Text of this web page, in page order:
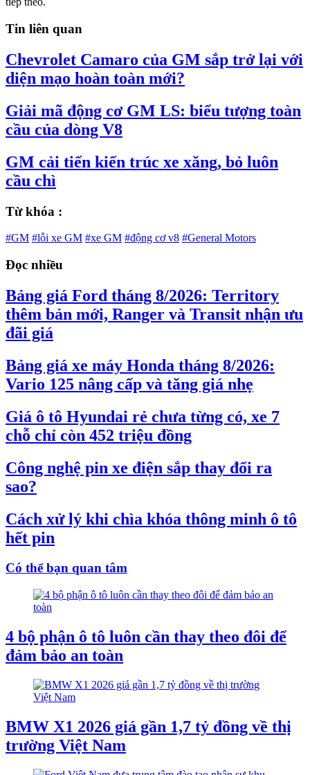
Tin liên quan
Chevrolet Camaro của GM sắp trở lại với
diện mạo hoàn toàn mới?
Giải mã động cơ GM LS: biểu tượng toàn
cầu của dòng V8
GM cải tiến kiến trúc xe xăng, bỏ luôn
cầu chì
Từ khóa :
#GM #lỗi xe GM #xe GM #động cơ v8 #General Motors
Đọc nhiều
Bảng giá Ford tháng 8/2026: Territory
thêm bản mới, Ranger và Transit nhận ưu
đãi giá
Bảng giá xe máy Honda tháng 8/2026:
Vario 125 nâng cấp và tăng giá nhẹ
Giá ô tô Hyundai rẻ chưa từng có, xe 7
chỗ chỉ còn 452 triệu đồng
Công nghệ pin xe điện sắp thay đổi ra
sao?
Cách xử lý khi chìa khóa thông minh ô tô
hết pin
Có thể bạn quan tâm
4 bộ phận ô tô luôn cần thay theo đôi để
đảm bảo an toàn
BMW X1 2026 giá gần 1,7 tỷ đồng về thị
trường Việt Nam